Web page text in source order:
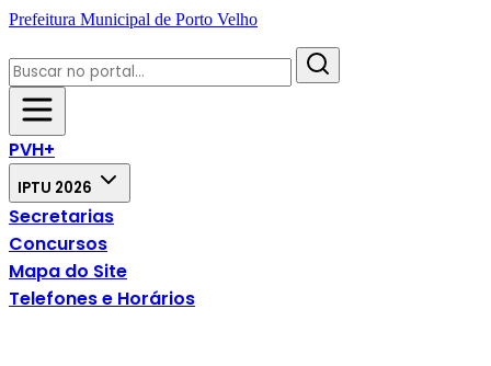
Prefeitura Municipal de Porto Velho
PVH+
IPTU 2026
Secretarias
Concursos
Mapa do Site
Telefones e Horários